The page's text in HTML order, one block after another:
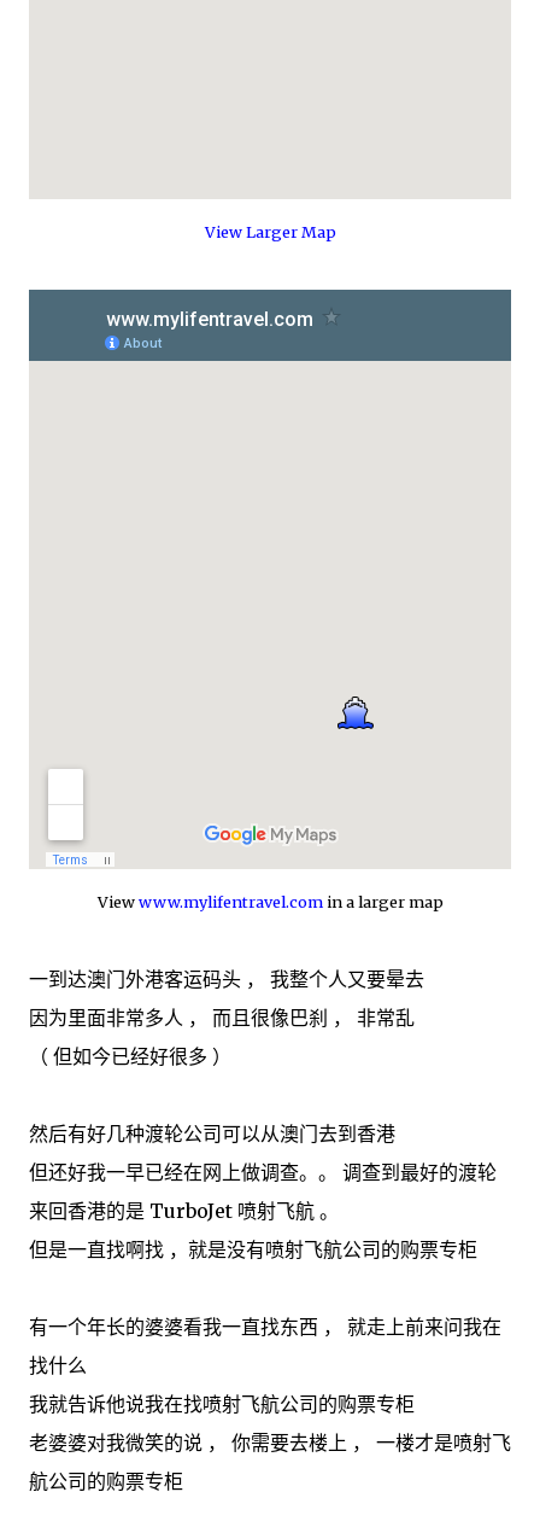
View Larger Map
Viewwww.mylifentravel.comin a larger map
一到达澳门外港客运码头 ， 我整个人又要晕去
因为里面非常多人 ， 而且很像巴刹 ， 非常乱
（ 但如今已经好很多 ）
然后有好几种渡轮公司可以从澳门去到香港
但还好我一早已经在网上做调查。。 调查到最好的渡轮
来回香港的是 TurboJet 喷射飞航 。
但是一直找啊找 ，就是没有喷射飞航公司的购票专柜
有一个年长的婆婆看我一直找东西 ， 就走上前来问我在
找什么
我就告诉他说我在找喷射飞航公司的购票专柜
老婆婆对我微笑的说 ， 你需要去楼上 ， 一楼才是喷射飞
航公司的购票专柜